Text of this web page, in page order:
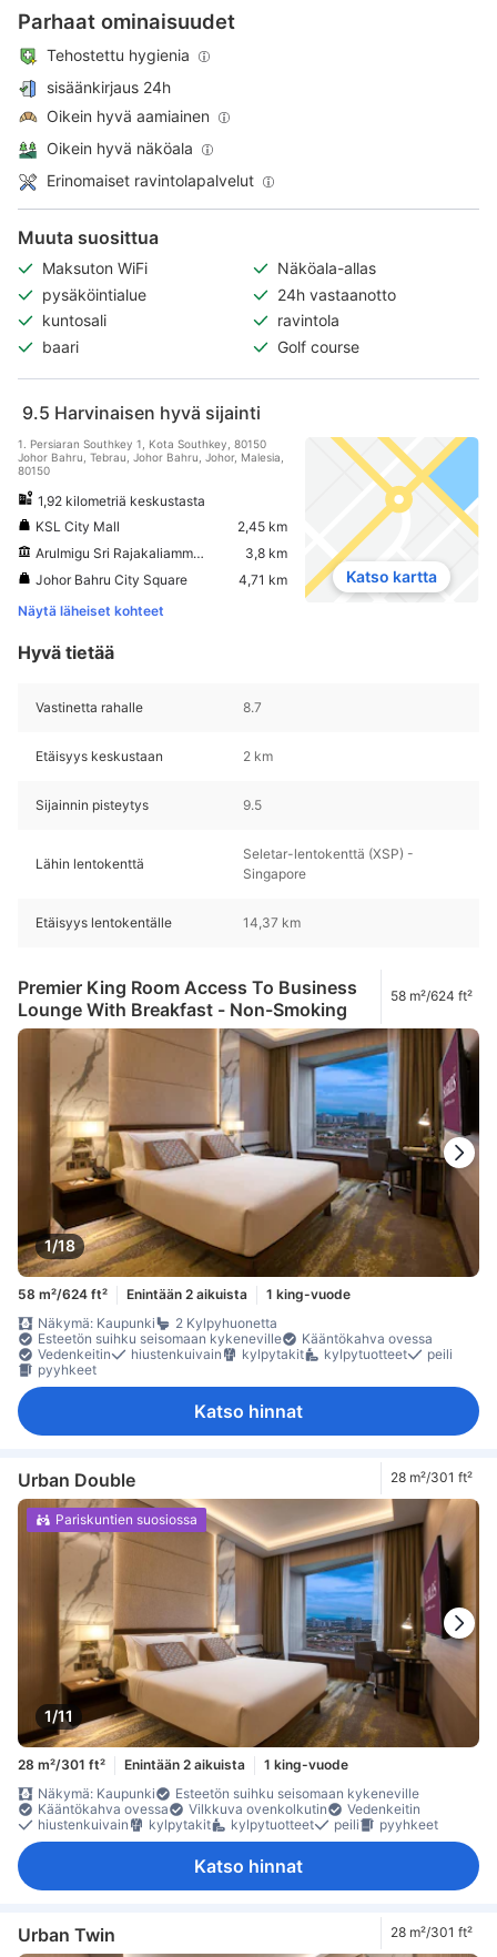
Parhaat ominaisuudet
Tehostettu hygienia
sisäänkirjaus 24h
Oikein hyvä aamiainen
Oikein hyvä näköala
Erinomaiset ravintolapalvelut
Muuta suosittua
Maksuton WiFi
Näköala-allas
pysäköintialue
24h vastaanotto
kuntosali
ravintola
baari
Golf course
9.5 Harvinaisen hyvä sijainti
1. Persiaran Southkey 1, Kota Southkey, 80150
Johor Bahru, Tebrau, Johor Bahru, Johor, Malesia,
80150
1,92 kilometriä keskustasta
KSL City Mall
2,45 km
Arulmigu Sri Rajakaliamman temppeli
3,8 km
Johor Bahru City Square
4,71 km
Näytä läheiset kohteet
Katso kartta
Hyvä tietää
Vastinetta rahalle 8.7
Etäisyys keskustaan 2 km
Sijainnin pisteytys 9.5
Lähin lentokenttä
Seletar-lentokenttä (XSP) -
Singapore
Etäisyys lentokentälle 14,37 km
Premier King Room Access To Business
Lounge With Breakfast - Non-Smoking
58 m²/624 ft²
1/18
58 m²/624 ft² Enintään 2 aikuista
1 king-vuode
Näkymä: Kaupunki
2 Kylpyhuonetta
Esteetön suihku seisomaan kykeneville
Kääntökahva ovessa
Vedenkeitin
hiustenkuivain kylpytakit kylpytuotteet
peili
pyyhkeet
Katso hinnat
Urban Double 28 m²/301 ft²
1/11
Pariskuntien suosiossa
28 m²/301 ft² Enintään 2 aikuista
1 king-vuode
Näkymä: Kaupunki
Esteetön suihku seisomaan kykeneville
Kääntökahva ovessa
Vilkkuva ovenkolkutin
Vedenkeitin
hiustenkuivain
kylpytakit kylpytuotteet peili pyyhkeet
Katso hinnat
Urban Twin 28 m²/301 ft²